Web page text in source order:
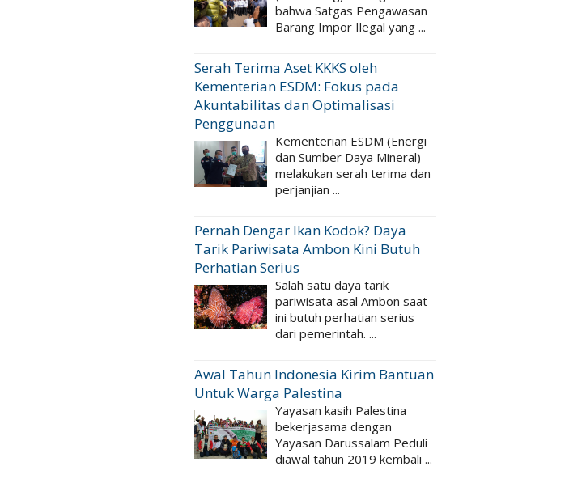
bahwa Satgas Pengawasan
Barang Impor Ilegal yang ...
Serah Terima Aset KKKS oleh
Kementerian ESDM: Fokus pada
Akuntabilitas dan Optimalisasi
Penggunaan
Kementerian ESDM (Energi
dan Sumber Daya Mineral)
melakukan serah terima dan
perjanjian ...
Pernah Dengar Ikan Kodok? Daya
Tarik Pariwisata Ambon Kini Butuh
Perhatian Serius
Salah satu daya tarik
pariwisata asal Ambon saat
ini butuh perhatian serius
dari pemerintah. ...
Awal Tahun Indonesia Kirim Bantuan
Untuk Warga Palestina
Yayasan kasih Palestina
bekerjasama dengan
Yayasan Darussalam Peduli
diawal tahun 2019 kembali ...